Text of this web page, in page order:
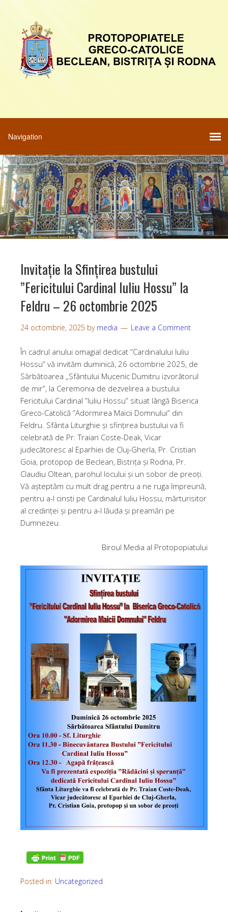
Invitație la Sfințirea bustului
”Fericitului Cardinal Iuliu Hossu” la
Feldru – 26 octombrie 2025
24 octombrie, 2025 by media Leave a Comment
În cadrul anului omagial dedicat ”Cardinalului Iuliu
Hossu” vă invităm duminică, 26 octombrie 2025, de
Sărbătoarea „Sfântului Mucenic Dumitru izvorâtorul
de mir”, la Ceremonia de dezvelirea a bustului
Fericitului Cardinal ”Iuliu Hossu” situat lângă Biserica
Greco-Catolică ”Adormirea Maicii Domnului” din
Feldru. Sfânta Liturghie și sfințirea bustului va fi
celebrată de Pr. Traian Coste-Deak, Vicar
judecătoresc al Eparhiei de Cluj-Gherla, Pr. Cristian
Goia, protopop de Beclean, Bistrița și Rodna, Pr.
Claudiu Oltean, parohul locului și un sobor de preoți.
Vă așteptăm cu mult drag pentru a ne ruga împreună,
pentru a-l cinsti pe Cardinalul Iuliu Hossu, mărturisitor
al credinței și pentru a-l lăuda și preamări pe
Dumnezeu.
Biroul Media al Protopopiatului
Posted in: Uncategorized